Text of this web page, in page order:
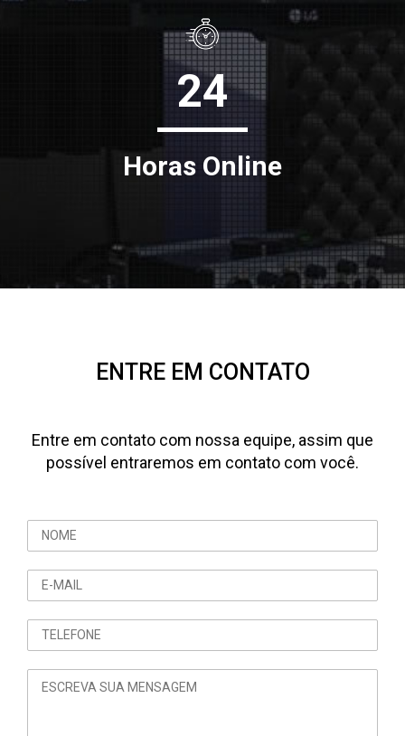
24
Horas Online
ENTRE EM CONTATO
Entre em contato com nossa equipe, assim que
possível entraremos em contato com você.